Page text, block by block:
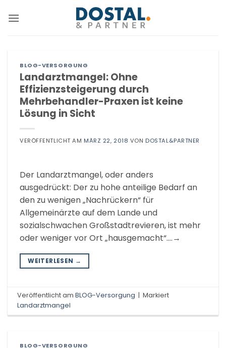
Inhalt
BLOG-VERSORGUNG
Landarztmangel: Ohne
Effizienzsteigerung durch
Mehrbehandler-Praxen ist keine
Lösung in Sicht
VERÖFFENTLICHT AM MÄRZ 22, 2018 VON DOSTAL&PARTNER
Der Landarztmangel, oder anders
ausgedrückt: Der zu hohe anteilige Bedarf an
den zu wenigen „Nachrückern“ für
Allgemeinärzte auf dem Lande und
sozialschwachen Großstadtrevieren, ist mehr
oder weniger vor Ort „hausgemacht“….→
WEITERLESEN →
Veröffentlicht amBLOG-Versorgung | Markiert
Landarztmangel
BLOG-VERSORGUNG